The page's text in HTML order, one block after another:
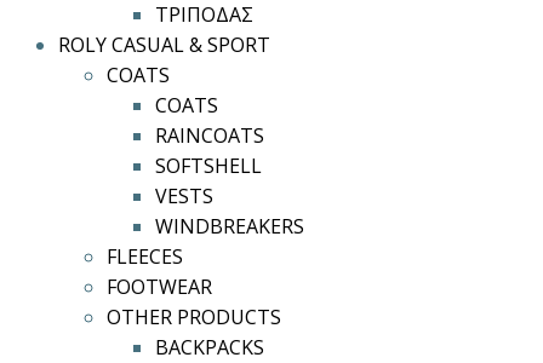
ΤΡΙΠΟΔΑΣ
ROLY CASUAL & SPORT
COATS
COATS
RAINCOATS
SOFTSHELL
VESTS
WINDBREAKERS
FLEECES
FOOTWEAR
OTHER PRODUCTS
BACKPACKS